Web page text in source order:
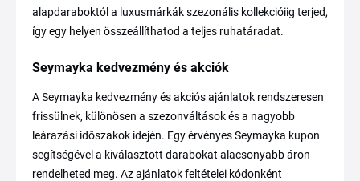
alapdaraboktól a luxusmárkák szezonális kollekcióiig terjed,
így egy helyen összeállíthatod a teljes ruhatáradat.
Seymayka kedvezmény és akciók
A Seymayka kedvezmény és akciós ajánlatok rendszeresen
frissülnek, különösen a szezonváltások és a nagyobb
leárazási időszakok idején. Egy érvényes Seymayka kupon
segítségével a kiválasztott darabokat alacsonyabb áron
rendelheted meg. Az ajánlatok feltételei kódonként